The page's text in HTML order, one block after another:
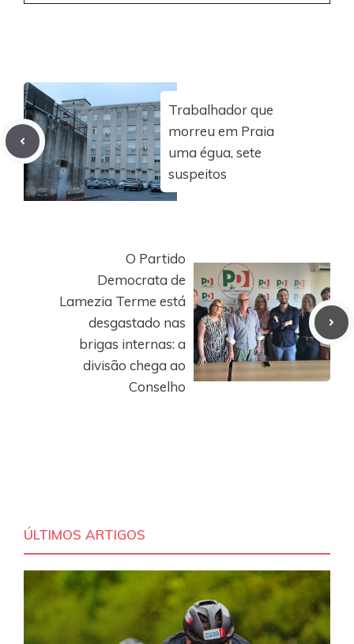
Trabalhador que
morreu em Praia
uma égua, sete
suspeitos
O Partido
Democrata de
Lamezia Terme está
desgastado nas
brigas internas: a
divisão chega ao
Conselho
ÚLTIMOS ARTIGOS